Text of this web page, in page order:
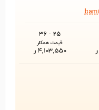
25 - 36
قیمت همکار
4,103,550 ر